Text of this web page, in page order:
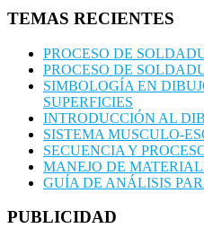
TEMAS RECIENTES
PROCESO DE
PROCESO DE
SIMBOLOGÍA EN
SUPERFICIES
INTRODUCCIÓN AL
SISTEMA MUSCULO-
SECUENCIA Y
MANEJO DE
GUÍA DE ANÁLISIS
PUBLICIDAD